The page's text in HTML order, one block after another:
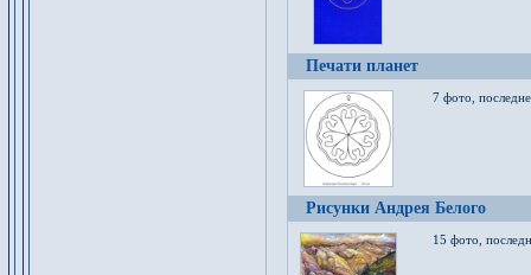
Печати планет
7 фото,
Рисунки Андрея Белого
15 фото,